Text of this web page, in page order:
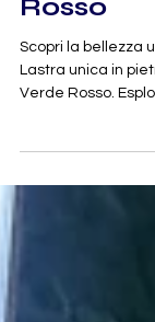
Rosso
Scopri la bellezza